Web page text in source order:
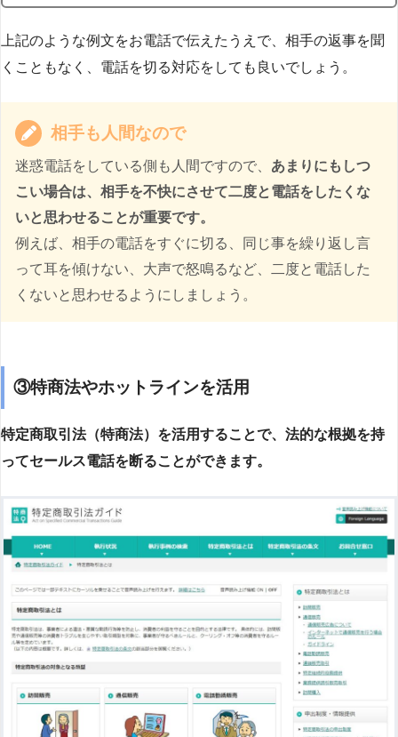
上記のような例文をお電話で伝えたうえで、相手の返事を聞
くこともなく、電話を切る対応をしても良いでしょう。
相手も人間なので
迷惑電話をしている側も人間ですので、 あまりにもしつ
こい場合は、相手を不快にさせて二度と電話をしたくな
いと思わせることが重要です。
例えば、相手の電話をすぐに切る、同じ事を繰り返し言
って耳を傾けない、大声で怒鳴るなど、二度と電話した
くないと思わせるようにしましょう。
③特商法やホットラインを活用
特定商取引法（特商法）を活用することで、法的な根拠を持
ってセールス電話を断ることができます。